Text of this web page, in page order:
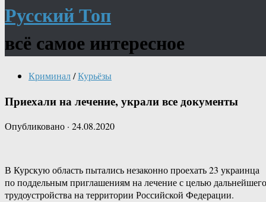
Русский Топ
всё самое интересное
Криминал/Курьёзы
Приехали на лечение, украли все документы
Опубликовано · 24.08.2020
В Курскую область пытались незаконно проехать 23 украинца
по поддельным приглашениям на лечение с целью дальнейшего
трудоустройства на территории Российской Федерации.